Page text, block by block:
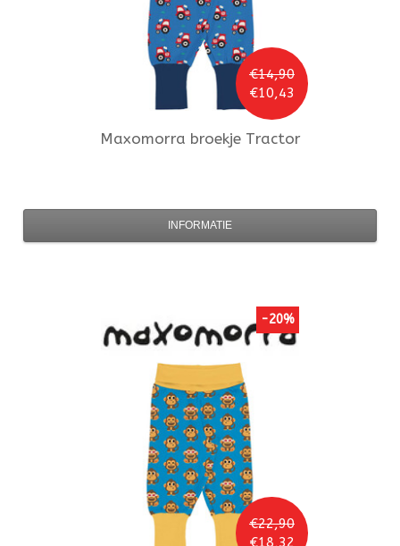
€14,90
€10,43
Maxomorra broekje Tractor
INFORMATIE
€22,90
€18,32
-20%